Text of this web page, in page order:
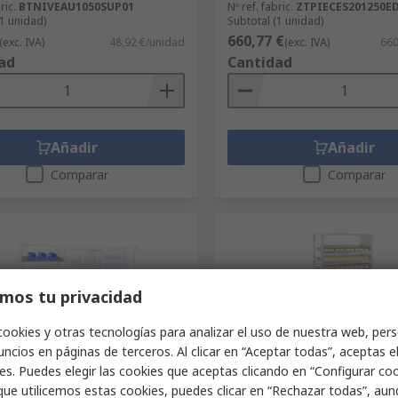
BTNIVEAU1050SUP01
unidad)
(exc. IVA) 48,92 €/unidad
Añadir
Comparar
Nº ref. fabric.
Subtotal (1 unidad)
660,77 €(exc. IVA)
Cantidad
Añadir
Comparar
en el proveedor Disponible en el
tu privacidad
y otras tecnologías para analizar el uso de nuestra web,
en páginas de terceros. Al clicar en “Aceptar todas”, aceptas
Puedes elegir las cookies que aceptas clicando en “Configurar
utilicemos estas cookies, puedes clicar en “Rechazar todas”,